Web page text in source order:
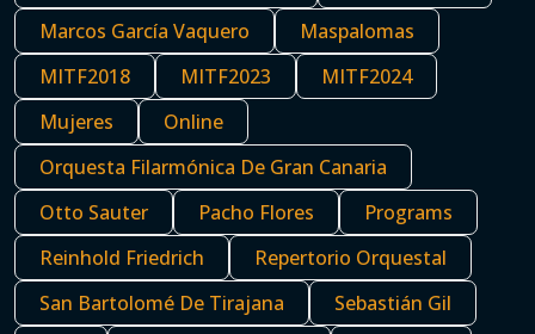
Marcos García Vaquero
Maspalomas
MITF2018
MITF2023
MITF2024
Mujeres
Online
Orquesta Filarmónica De Gran Canaria
Otto Sauter
Pacho Flores
Programs
Reinhold Friedrich
Repertorio Orquestal
San Bartolomé De Tirajana
Sebastián Gil